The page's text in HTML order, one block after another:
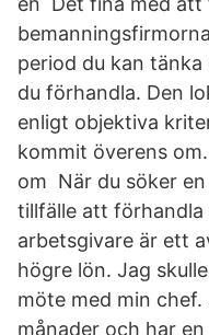
period du kan
du förhandla. Den
enligt objektiva
kommit överens
om När du söker
tillfälle att
arbetsgivare är ett
högre lön. Jag
möte med min
månader och har